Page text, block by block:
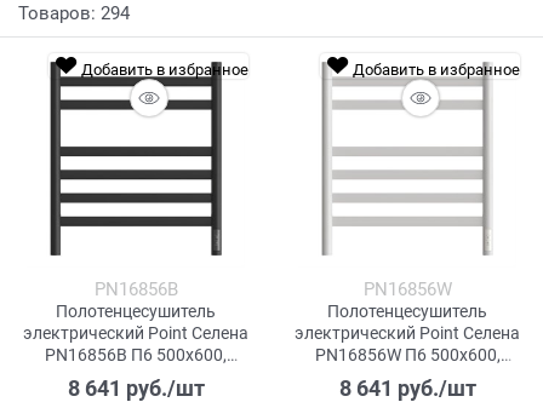
Товаров: 294
Добавить в избранное
PN16856B
Полотенцесушитель
электрический Point Селена
PN16856B П6 500x600,
диммер справа, черный
8 641 руб./шт
Добавить в избранное
PN16856W
Полотенцесушитель
электрический Point Селена
PN16856W П6 500x600,
диммер справа, белый
8 641 руб./шт